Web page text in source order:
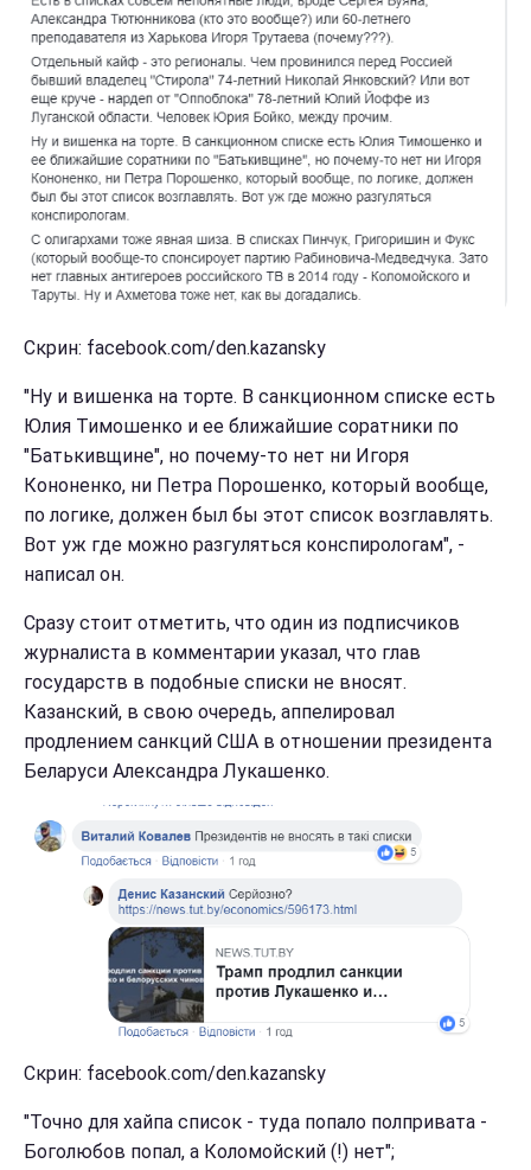
Скрин: facebook.com/den.kazansky
"Ну и вишенка на торте. В санкционном списке есть
Юлия Тимошенко и ее ближайшие соратники по
"Батькивщине", но почему-то нет ни Игоря
Кононенко, ни Петра Порошенко, который вообще,
по логике, должен был бы этот список возглавлять.
Вот уж где можно разгуляться конспирологам", -
написал он.
Сразу стоит отметить, что один из подписчиков
журналиста в комментарии указал, что глав
государств в подобные списки не вносят.
Казанский, в свою очередь, аппелировал
продлением санкций США в отношении президента
Беларуси Александра Лукашенко.
Скрин: facebook.com/den.kazansky
"Точно для хайпа список - туда попало полпривата -
Боголюбов попал, а Коломойский (!) нет";